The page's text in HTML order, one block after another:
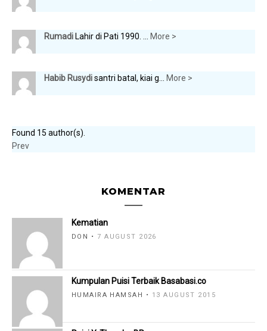
Rumadi Lahir di Pati 1990. ... More >
Habib Rusydisantri batal, kiai g... More >
Found 15 author(s).
Prev
KOMENTAR
Kematian
DON 7 AUGUST 2026
Kumpulan Puisi Terbaik Basabasi.co
HUMAIRA HAMSAH 13 AUGUST 2015